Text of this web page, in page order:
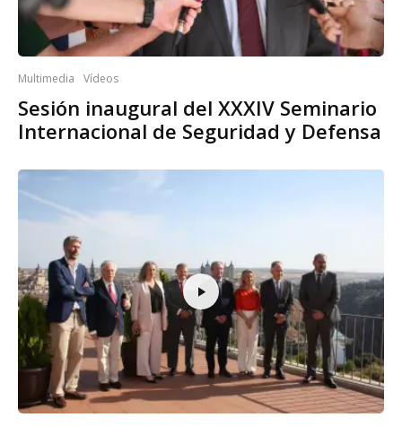
Multimedia Vídeos
Sesión inaugural del XXXIV Seminario
Internacional de Seguridad y Defensa